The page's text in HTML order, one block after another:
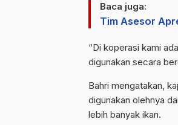
Baca juga:
Tim Asesor
“Di koperasi kami
digunakan secara
Bahri mengatakan,
digunakan olehnya
lebih banyak ikan.